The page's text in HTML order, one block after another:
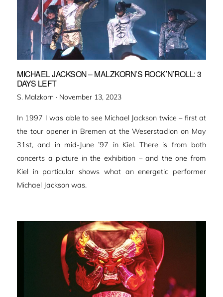
MICHAEL JACKSON – MALZKORN’S ROCK’N’ROLL: 3
DAYS LEFT
S. Malzkorn · Veröffentlicht
November 13, 2023
In 1997 I was able to see Michael Jackson twice – first at
the tour opener in Bremen at the Weserstadion on May
31st, and in mid-June ’97 in Kiel. There is from both
concerts a picture in the exhibition – and the one from
Kiel in particular shows what an energetic performer
Michael Jackson was.